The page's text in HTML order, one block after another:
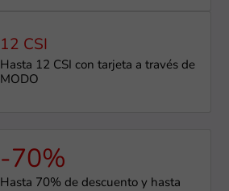
12 CSI
Hasta 12 CSI con tarjeta a través de
MODO
-70%
Hasta 70% de descuento y hasta